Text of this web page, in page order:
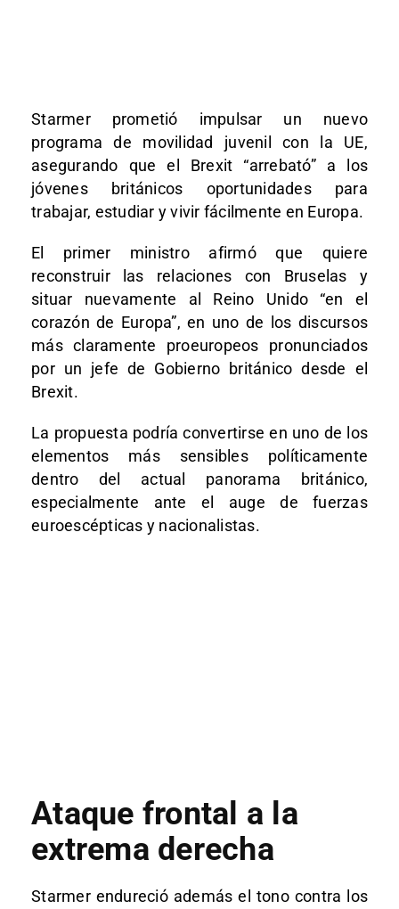
Starmer prometió impulsar un nuevo
programa de movilidad juvenil con la UE,
asegurando que el Brexit “arrebató” a los
jóvenes británicos oportunidades para
trabajar, estudiar y vivir fácilmente en Europa.
El primer ministro afirmó que quiere
reconstruir las relaciones con Bruselas y
situar nuevamente al Reino Unido “en el
corazón de Europa”, en uno de los discursos
más claramente proeuropeos pronunciados
por un jefe de Gobierno británico desde el
Brexit.
La propuesta podría convertirse en uno de los
elementos más sensibles políticamente
dentro del actual panorama británico,
especialmente ante el auge de fuerzas
euroescépticas y nacionalistas.
Ataque frontal a la
extrema derecha
Starmer endureció además el tono contra los